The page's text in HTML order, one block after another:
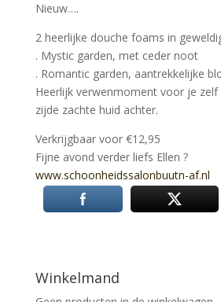
Nieuw….
2 heerlijke douche foams in
. Mystic garden, met ceder noot
. Romantic garden, aantrekkelijke
Heerlijk verwenmoment voor je zelf
zijde zachte huid achter.
Verkrijgbaar voor €12,95
Fijne avond verder liefs Ellen ?
www.schoonheidssalonbuutn-af.nl
Winkelmand